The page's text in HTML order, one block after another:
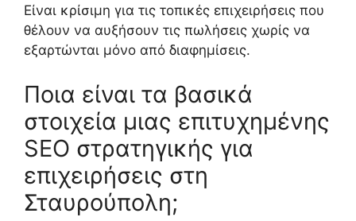
Είναι κρίσιμη για τις τοπικές επιχειρήσεις που
θέλουν να αυξήσουν τις πωλήσεις χωρίς να
εξαρτώνται μόνο από διαφημίσεις.
Ποια είναι τα βασικά
στοιχεία μιας επιτυχημένης
SEO στρατηγικής για
επιχειρήσεις στη
Σταυρούπολη;